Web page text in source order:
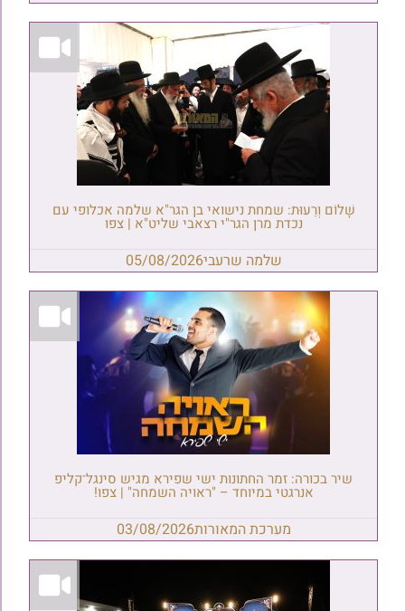
שָׁלוֹם וְרֵעוּת: שמחת נישואי בן הגר"א שלמה אכלופי עם
נכדת מרן הגר"י רצאבי שליט"א | צפו
שלמה שרעבי05/08/2026
שיר בכורה: זמר החתונות ישי שפירא מגיש סינגל־קליפ
אנרגטי במיוחד – "ראויה השמחה" | צפו!
מערכת המאורות03/08/2026